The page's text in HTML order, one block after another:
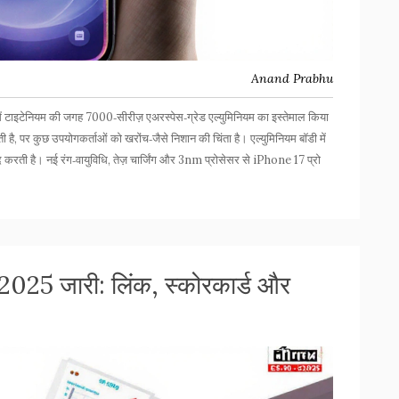
Anand Prabhu
की जगह 7000‑सीरीज़ एअरस्पेस‑ग्रेड एल्युमिनियम का इस्तेमाल किया
पर कुछ उपयोगकर्ताओं को खरोंच‑जैसे निशान की चिंता है। एल्युमिनियम बॉडी में
है। नई रंग‑वायुविधि, तेज़ चार्जिंग और 3nm प्रोसेसर से iPhone 17 प्रो
जारी: लिंक, स्कोरकार्ड और